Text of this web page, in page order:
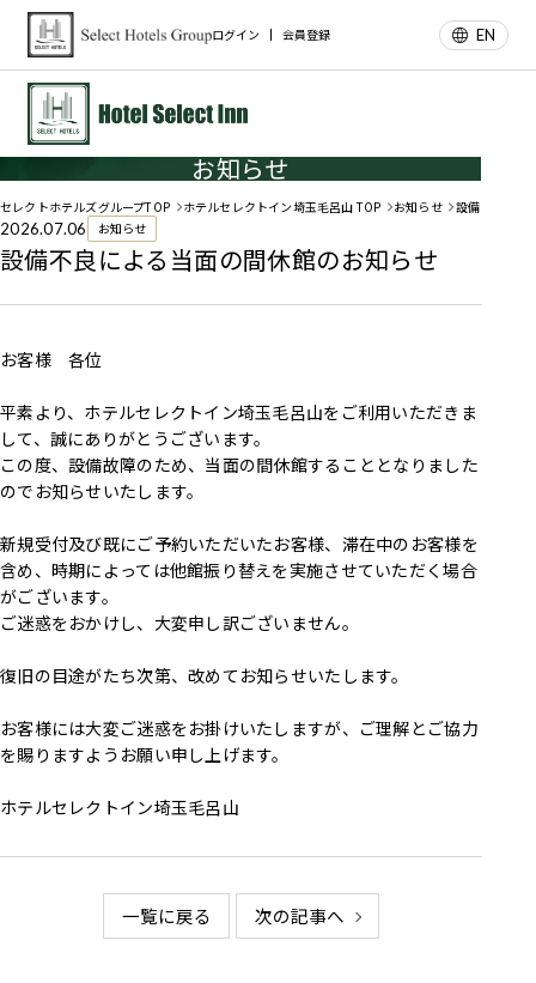
ログイン 会員登録 EN
お知らせ
セレクトホテルズグループTOP ホテルセレクトイン埼玉毛呂山 TOP お知らせ 設備不良によ
2026.07.06 お知らせ
設備不良による当面の間休館のお知らせ
お客様 各位
平素より、ホテルセレクトイン埼玉毛呂山をご利用いただきま
して、誠にありがとうございます。
この度、設備故障のため、当面の間休館することとなりました
のでお知らせいたします。
新規受付及び既にご予約いただいたお客様、滞在中のお客様を
含め、時期によっては他館振り替えを実施させていただく場合
がございます。
ご迷惑をおかけし、大変申し訳ございません。
復旧の目途がたち次第、改めてお知らせいたします。
お客様には大変ご迷惑をお掛けいたしますが、ご理解とご協力
を賜りますようお願い申し上げます。
ホテルセレクトイン埼玉毛呂山
一覧に戻る 次の記事へ